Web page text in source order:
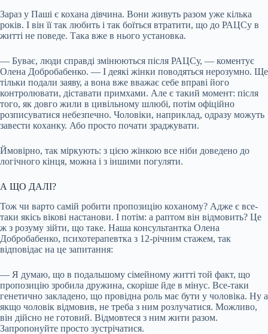
Зараз у Паші є кохана дівчина. Вони живуть разом уже кілька
років. І він її так любить і так боїться втратити, що до РАЦСу в
житті не поведе. Така вже в нього установка.
— Буває, люди справді змінюються після РАЦСу, — коментує
Олена Добробабенко. — І деякі жінки поводяться нерозумно. Ще
тільки подали заяву, а вона вже вважає себе вправі його
контролювати, діставати примхами. Але є такий момент: після
того, як довго жили в цивільному шлюбі, потім офіційно
розписуватися небезпечно. Чоловіки, наприклад, одразу можуть
завести коханку. Або просто почати зраджувати.
Ймовірно, так міркують: з цією жінкою все ніби доведено до
логічного кінця, можна і з іншими погуляти.
А ЩО ДАЛІ?
Тож чи варто самій робити пропозицію коханому? Адже є все-
таки якісь вікові настанови. І потім: а раптом він відмовить? Це
ж з розуму зійти, що таке. Наша консультантка Олена
Добробабенко, психотерапевтка з 12-річним стажем, так
відповідає на це запитання:
— Я думаю, що в подальшому сімейному житті той факт, що
пропозицію зробила дружина, скоріше йде в мінус. Все-таки
генетично закладено, що провідна роль має бути у чоловіка. Ну а
якщо чоловік відмовив, не треба з ним розлучатися. Можливо,
він дійсно не готовий. Відмовтеся з ним жити разом.
Запропонуйте просто зустрічатися.